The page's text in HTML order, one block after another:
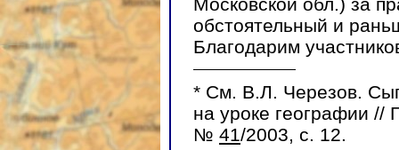
обстоятельный и
Благодарим
* См. В.Л. Черезов.
на уроке географии //
№ 41/2003, с. 12.